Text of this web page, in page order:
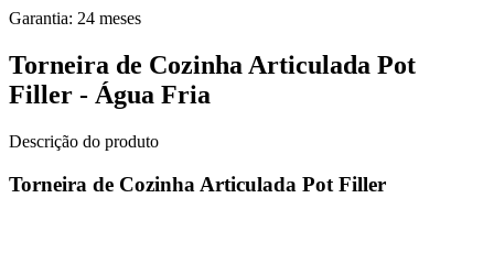
Garantia: 24 meses
Torneira de Cozinha Articulada Pot
Filler - Água Fria
Descrição do produto
Torneira de Cozinha Articulada Pot Filler